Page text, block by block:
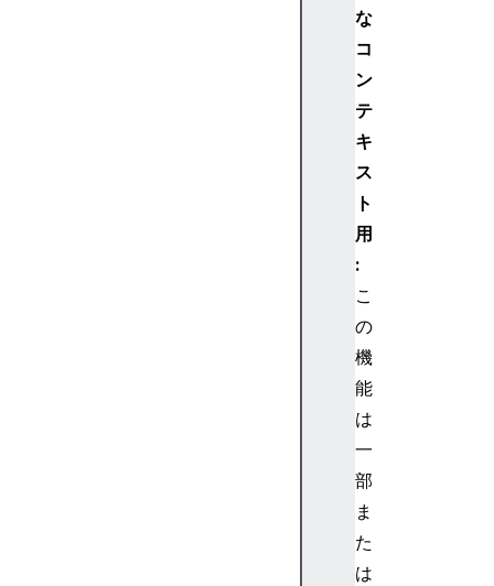
な
コ
ン
テ
キ
ス
ト
用
:
こ
の
機
能
は
一
部
ま
た
は